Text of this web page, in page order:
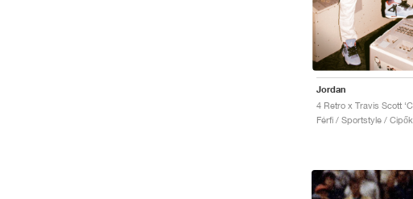
Jordan
Férfi / Sportstyle / Cipők